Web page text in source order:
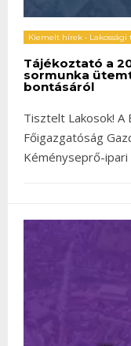
Kiemelt hírek •
Tájékoztató a
sormunka
bontásáról
Tisztelt Lakosok!
Főigazgatóság
Kéményseprő-ipari